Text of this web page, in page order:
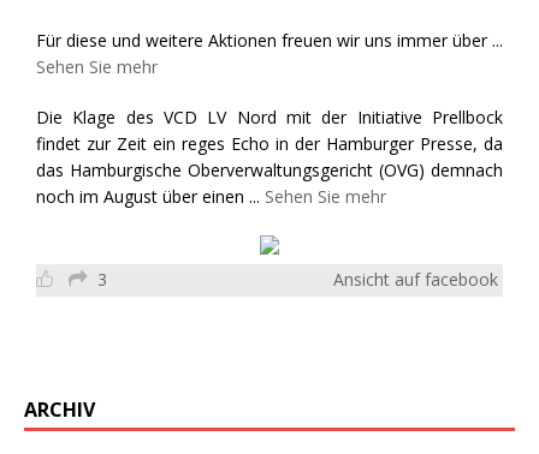
Für diese und weitere Aktionen freuen wir uns immer über ...
Sehen Sie mehr
Die Klage des VCD LV Nord mit der Initiative Prellbock
findet zur Zeit ein reges Echo in der Hamburger Presse, da
das Hamburgische Oberverwaltungsgericht (OVG) demnach
noch im August über einen ... Sehen Sie mehr
3 Ansicht auf facebook
ARCHIV